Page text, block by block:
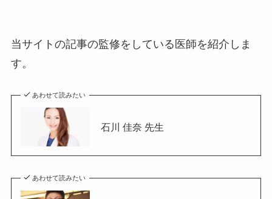
当サイトの記事の監修をしている医師を紹介しま
す。
あわせて読みたい
石川 佳奈 先生
あわせて読みたい